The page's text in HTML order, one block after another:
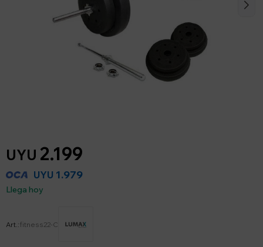
UYU 2.199
UYU 1.979
Llega hoy
fitness22-C